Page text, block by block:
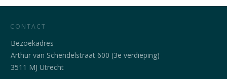
CONTACT
Bezoekadres
Arthur van Schendelstraat 600 (3e verdieping)
3511 MJ Utrecht